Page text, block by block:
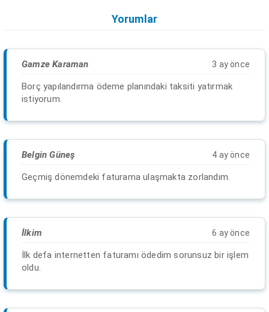
Yorumlar
Gamze Karaman 3 ay önce
Borç yapılandırma ödeme planındaki taksiti yatırmak
istiyorum.
Belgin Güneş 4 ay önce
Geçmiş dönemdeki faturama ulaşmakta zorlandım.
İlkim 6 ay önce
İlk defa internetten faturamı ödedim sorunsuz bir işlem
oldu.